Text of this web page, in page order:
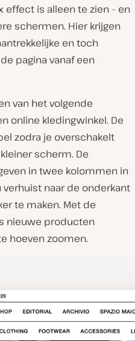
is alleen te zien – en
schermen. Hier krijgen
en toch
pagina vanaf een
van het volgende
online kledingwinkel. De
zodra je overschakelt
scherm. De
in twee kolommen in
verhuist naar de onderkant
te maken. Met de
nieuwe producten
hoeven zoomen.